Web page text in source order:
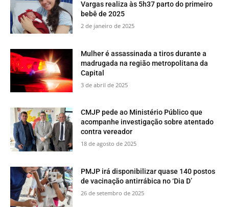
Vargas realiza às 5h37 parto do primeiro
bebê de 2025
2 de janeiro de 2025
Mulher é assassinada a tiros durante a
madrugada na região metropolitana da
Capital
3 de abril de 2025
CMJP pede ao Ministério Público que
acompanhe investigação sobre atentado
contra vereador
18 de agosto de 2025
PMJP irá disponibilizar quase 140 postos
de vacinação antirrábica no ‘Dia D’
26 de setembro de 2025